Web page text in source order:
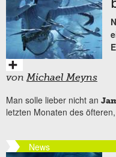
vonMichael Meyns
Man solle lieber nicht an
letzten Monaten des
News